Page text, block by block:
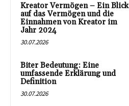
Kreator Vermögen – Ein Blick
auf das Vermögen und die
Einnahmen von Kreator im
Jahr 2024
30.07.2026
Biter Bedeutung: Eine
umfassende Erklärung und
Definition
30.07.2026